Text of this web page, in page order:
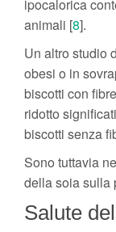
ipocalorica
animali [8].
Un altro studio
obesi o in
biscotti con
ridotto
biscotti senza
Sono tuttavia
della soia sulla
Salute